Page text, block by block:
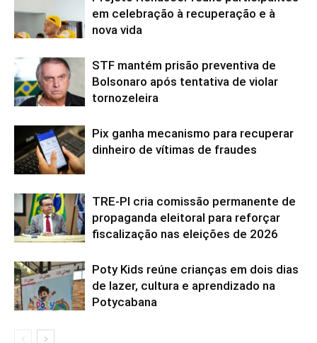
em celebração à recuperação e à
nova vida
STF mantém prisão preventiva de
Bolsonaro após tentativa de violar
tornozeleira
Pix ganha mecanismo para recuperar
dinheiro de vítimas de fraudes
TRE-PI cria comissão permanente de
propaganda eleitoral para reforçar
fiscalização nas eleições de 2026
Poty Kids reúne crianças em dois dias
de lazer, cultura e aprendizado na
Potycabana